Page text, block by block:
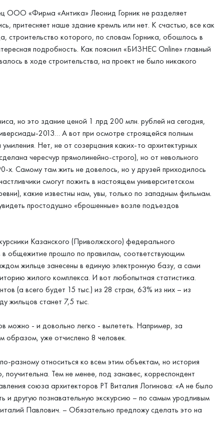
ООО «Фирма «Антика» Леонид Горник не разделяет
притесняет наше здание кремль или нет. К счастью, все как
строительство которого, по словам Горника, обошлось в
подробность. Как пояснил «БИЗНЕС Online» главный
в ходе строительства, на проект не было никакого
но это здание ценой 1 лрд 200 млн. рублей на сегодня,
2013… А вот при осмотре строящейся полным
Нет, не от созерцания каких-то архитектурных
чересчур прямолинейно-строго), но от невольного
х. Самому там жить не довелось, но у друзей приходилось
смогут пожить в настоящем университетском
какие известны нам, увы, только по западным фильмам.
простодушно «брошенные» возле подъездов
Казанского (Приволжского) федерального
в общежитие прошло по правилам, соответствующим
жильце занесены в единую электронную базу, а сами
жилого комплекса. И вот любопытная статистика.
(а всего будет 15 тыс.) из 28 стран, 63% из них – из
жильцов станет 7,5 тыс.
можно - и довольно легко - вылететь. Например, за
образом, уже отчислено 8 человек.
разному относиться ко всем этим объектам, но история
Тем не менее, под занавес, корреспондент
союза архитекторов РТ Виталия Логинова: «А не было
и другую познавательную экскурсию – по самым уродливым
Павлович. – Обязательно предложу сделать это на